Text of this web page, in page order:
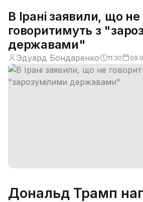
В Ірані заявили, що не
говоритимуть з
державами"
Эдуард Бондаренко 11:30
Дональд Трамп